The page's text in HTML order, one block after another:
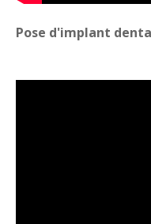
Pose d'implant